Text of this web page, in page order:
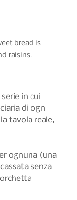
bread is
raisins.
in cui
di ogni
tavola reale,
ognuna (una
senza